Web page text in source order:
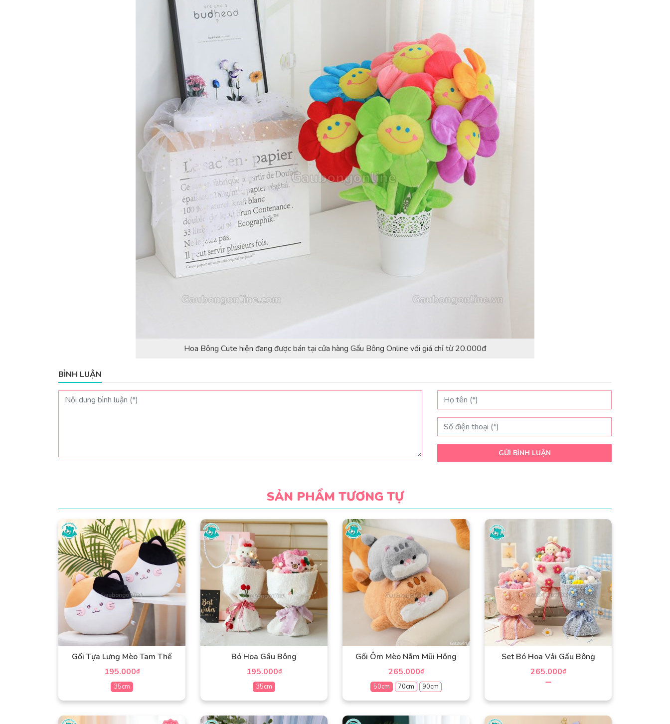
Hoa Bông Cute hiện đang được bán tại cửa hàng Gấu Bông Online với giá chỉ từ 20.000đ
BÌNH LUẬN
GỬI BÌNH LUẬN
SẢN PHẨM TƯƠNG TỰ
Gối Tựa Lưng Mèo Tam Thể
195.000₫
35cm
Sản
Bó Hoa Gấu Bông
195.000₫
35cm
Sản
phẩm
Gối Ôm Mèo Nằm Mũi Hồng
265.000₫
50cm
70cm 90cm
Sản
phẩm
Set Bó Hoa Vải Gấu Bông
265.000₫